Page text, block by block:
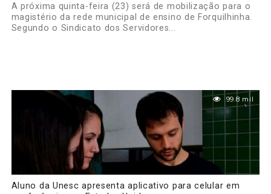
A próxima quinta-feira (23) será de mobilização para o
magistério da rede municipal de ensino de Forquilhinha.
Segundo o Sindicato dos Servidores...
99.8 mil
Aluno da Unesc apresenta aplicativo para celular em